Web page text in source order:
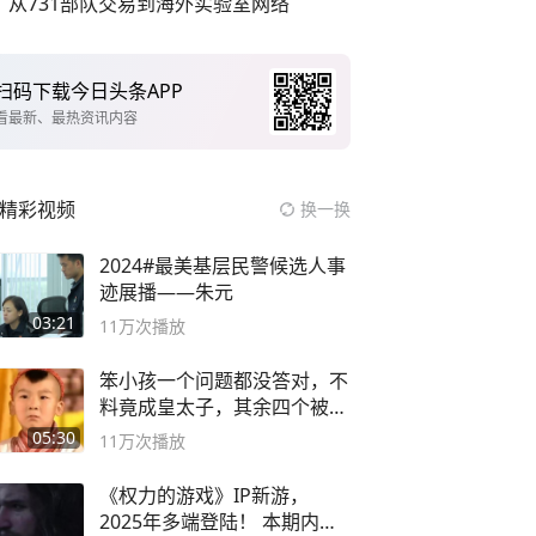
码下载今日头条APP
最新、最热资讯内容
精彩视频 换一换
03:21
2024#最美基层民警候选人事
迹展播——朱元
11万次播放
05:30
笨小孩一个问题都没答对，不
料竟成皇太子，其余四个被处
死
11万次播放
《权力的游戏》IP新游，
2025年多端登陆！ 本期内容